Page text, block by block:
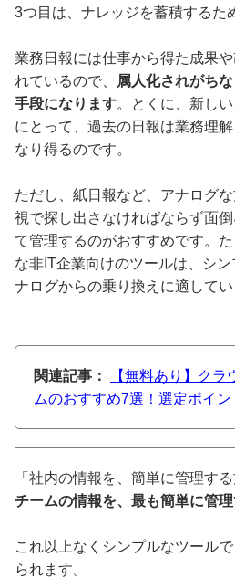
3つ目は、ナレッジを蓄積するた
業務日報には仕事から得た成果
れているので、
属人化されがち
手段になります。とくに、新し
にとって、過去の日報は業務理
なり得るのです。
ただし、紙日報など、アナログ
視で探し出さなければならず面
て管理するのがおすすめです。
な非IT企業向けのツールは、シ
ナログからの乗り換えに適してい
関連記事：
【無料あり】ク
ムのおすすめ7選！選定ポイン
「社内の情報を、簡単に管理する
チームの情報を、最も簡単に管
これ以上なくシンプルなツール
られます。